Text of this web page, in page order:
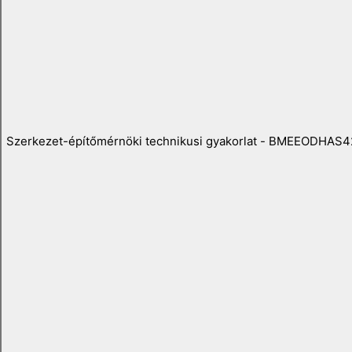
Szerkezet-építőmérnöki technikusi gyakorlat -